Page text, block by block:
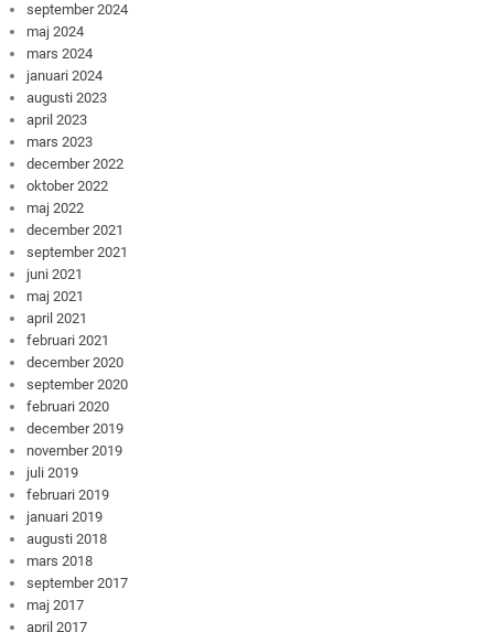
september 2024
maj 2024
mars 2024
januari 2024
augusti 2023
april 2023
mars 2023
december 2022
oktober 2022
maj 2022
december 2021
september 2021
juni 2021
maj 2021
april 2021
februari 2021
december 2020
september 2020
februari 2020
december 2019
november 2019
juli 2019
februari 2019
januari 2019
augusti 2018
mars 2018
september 2017
maj 2017
april 2017